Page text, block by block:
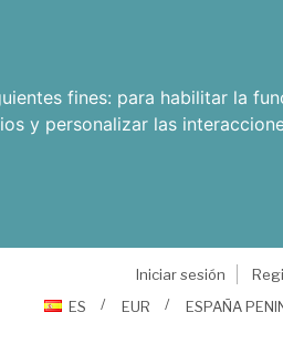
fines: para habilitar la
y personalizar las
Iniciar sesión
ES
EUR ESPAÑA